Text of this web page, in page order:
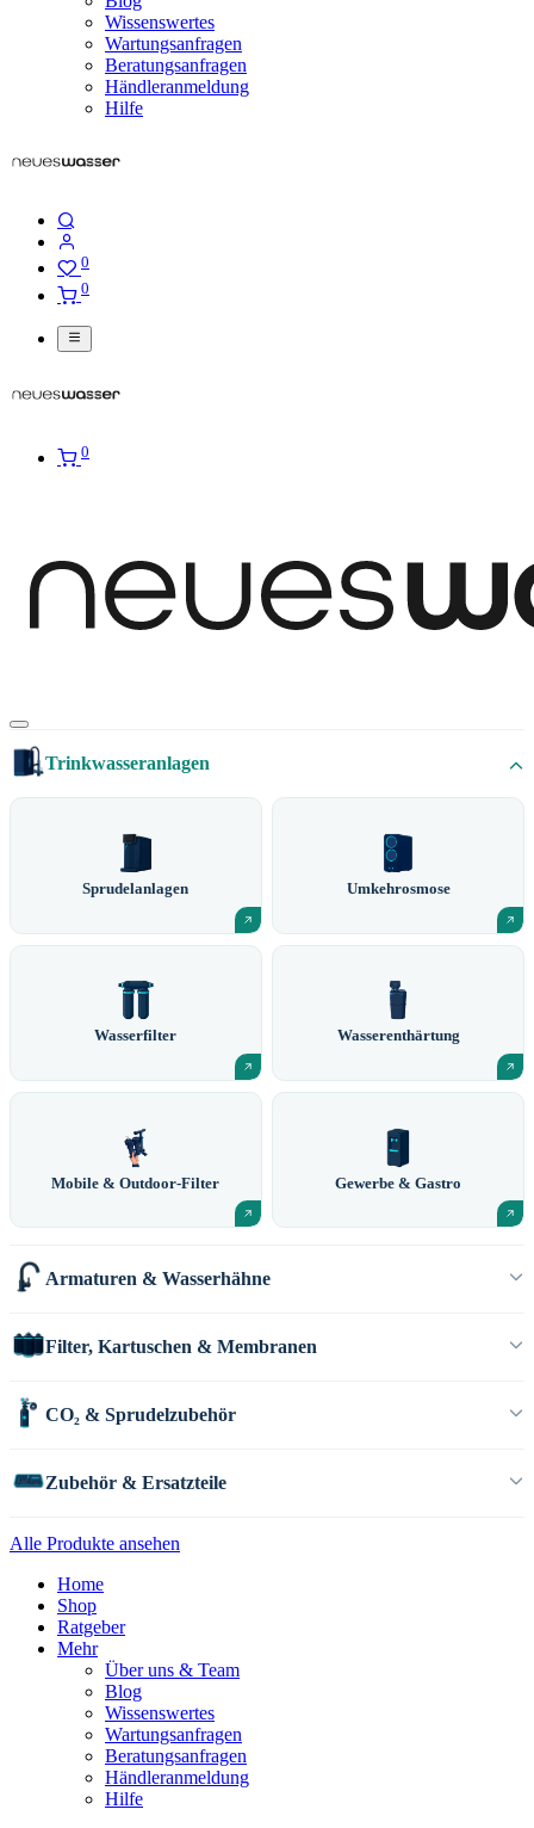
Wissenswertes
Wartungsanfragen
Beratungsanfragen
Händleranmeldung
Hilfe
0
0
0
Trinkwasseranlagen
Sprudelanlagen Umkehrosmose
Wasserfilter Wasserenthärtung
Mobile & Outdoor-Filter Gewerbe & Gastro
Armaturen & Wasserhähne
Filter, Kartuschen & Membranen
CO₂ & Sprudelzubehör
Zubehör & Ersatzteile
Alle Produkte ansehen
Home
Shop
Ratgeber
Mehr
Über uns & Team
Blog
Wissenswertes
Wartungsanfragen
Beratungsanfragen
Händleranmeldung
Hilfe